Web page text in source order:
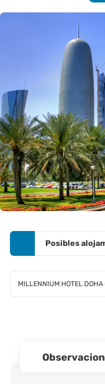
Posibles
MILLENNIUM HOTEL